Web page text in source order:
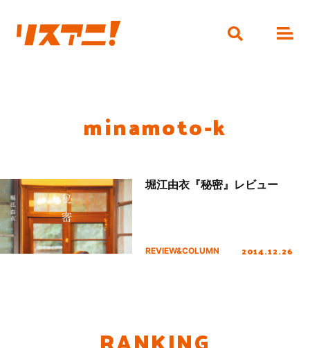
minamoto-k
堀江由衣『秘密』レビュー
REVIEW&COLUMN 2014.12.26